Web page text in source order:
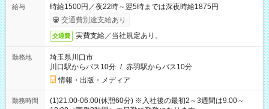
給与
時給1500円／夜22時～翌5時までは深夜時給1875円
交通費別途支給あり
交通費 実費支給／当社規定あり。
勤務地
埼玉県川口市
川口駅からバス10分 / 赤羽駅からバス10分
情報・出版・メディア
勤務時間
(1)21:00-06:00(休憩60分) ※入社後の最初2～3週間は9:00～